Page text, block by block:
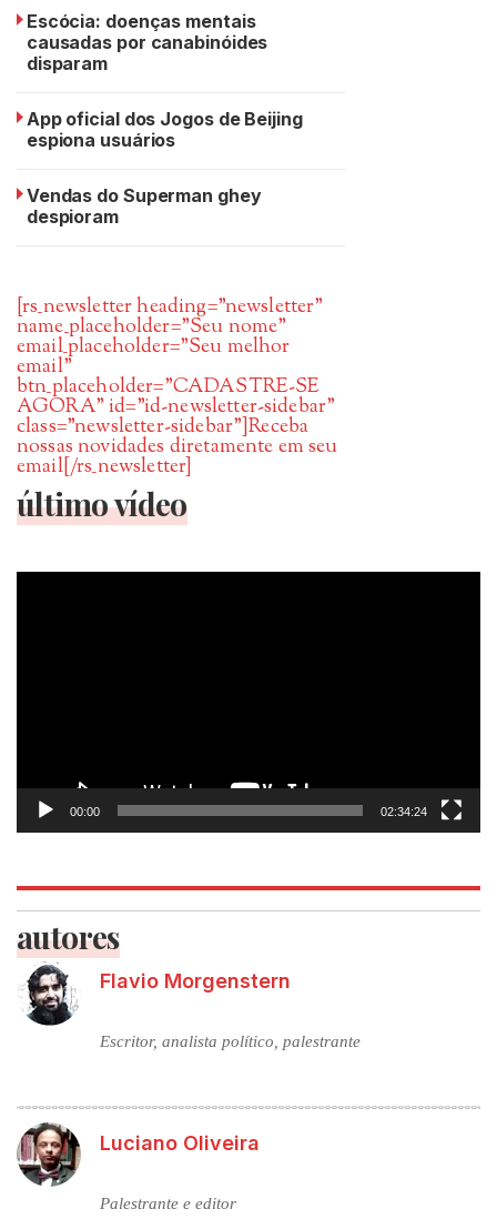
Escócia: doenças mentais
causadas por canabinóides
disparam
App oficial dos Jogos de Beijing
espiona usuários
Vendas do Superman ghey
despioram
[rs_newsletter heading=”newsletter”
name_placeholder=”Seu nome”
email_placeholder=”Seu melhor
email”
btn_placeholder=”CADASTRE-SE
AGORA” id=”id-newsletter-sidebar”
class=”newsletter-sidebar”]Receba
nossas novidades diretamente em seu
email[/rs_newsletter]
último vídeo
Tocador
00:00 02:34:24
autores
Flavio Morgenstern
Escritor, analista político, palestrante
Luciano Oliveira
Palestrante e editor